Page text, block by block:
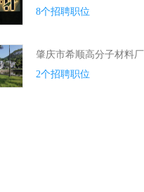
8个招聘职位
肇庆市希顺高分子材料厂
2个招聘职位